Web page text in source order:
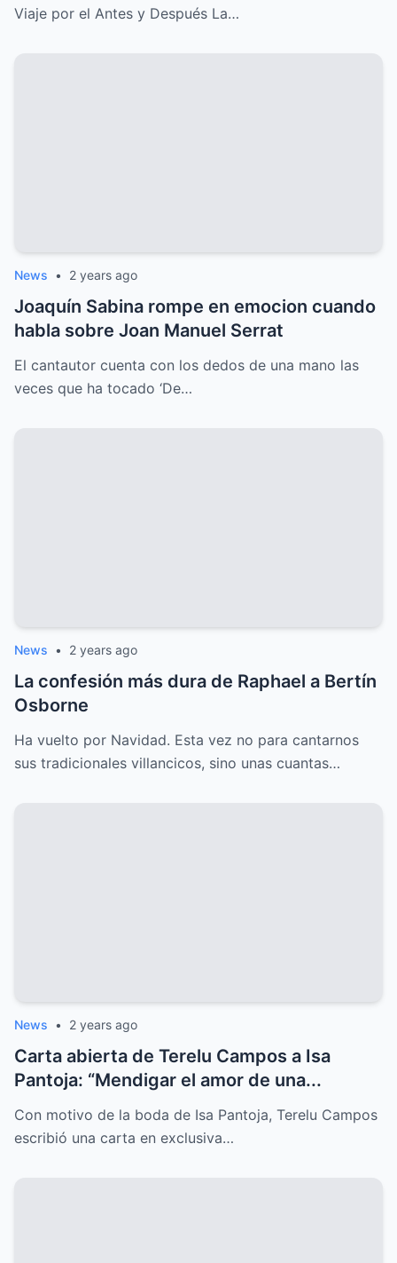
Viaje por el Antes y Después La…
News • 2 years ago
Joaquín Sabina rompe en emocion cuando
habla sobre Joan Manuel Serrat
El cantautor cuenta con los dedos de una mano las
veces que ha tocado ‘De…
News • 2 years ago
La confesión más dura de Raphael a Bertín
Osborne
Ha vuelto por Navidad. Esta vez no para cantarnos
sus tradicionales villancicos, sino unas cuantas…
News • 2 years ago
Carta abierta de Terelu Campos a Isa
Pantoja: “Mendigar el amor de una...
Con motivo de la boda de Isa Pantoja, Terelu Campos
escribió una carta en exclusiva…